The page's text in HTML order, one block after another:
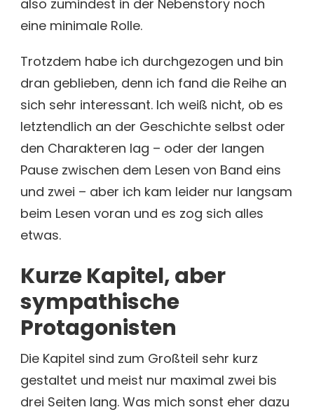
also zumindest in der Nebenstory noch
eine minimale Rolle.
Trotzdem habe ich durchgezogen und bin
dran geblieben, denn ich fand die Reihe an
sich sehr interessant. Ich weiß nicht, ob es
letztendlich an der Geschichte selbst oder
den Charakteren lag – oder der langen
Pause zwischen dem Lesen von Band eins
und zwei – aber ich kam leider nur langsam
beim Lesen voran und es zog sich alles
etwas.
Kurze Kapitel, aber
sympathische
Protagonisten
Die Kapitel sind zum Großteil sehr kurz
gestaltet und meist nur maximal zwei bis
drei Seiten lang. Was mich sonst eher dazu